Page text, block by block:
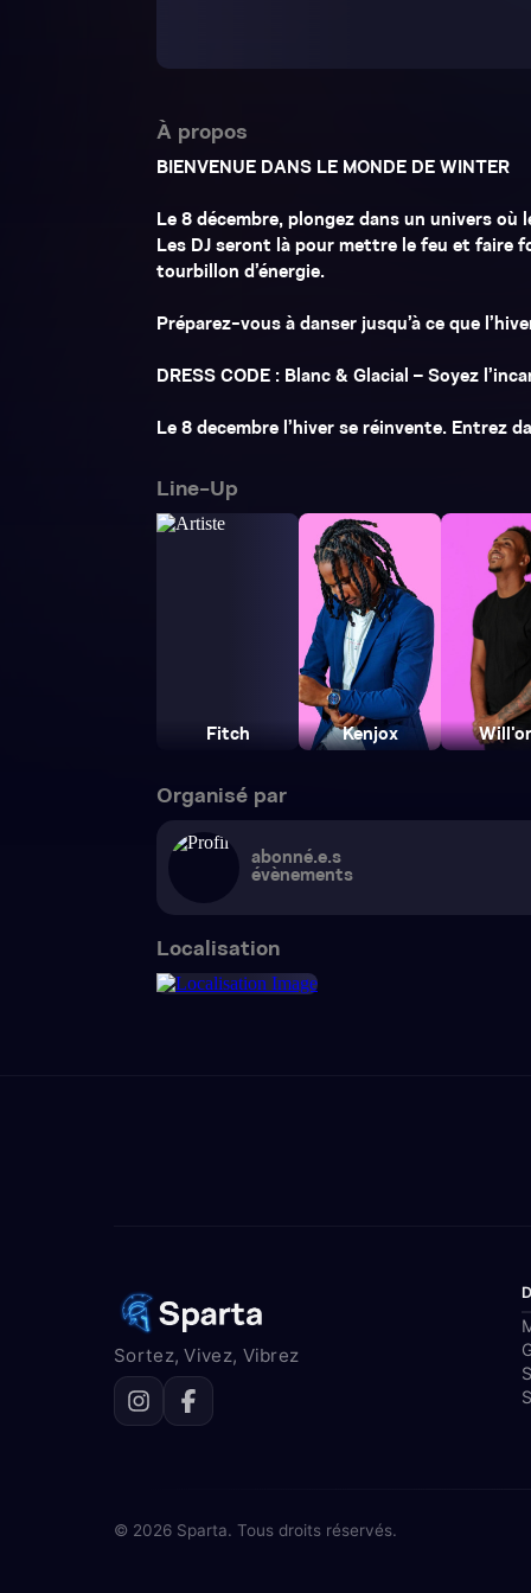
À propos
BIENVENUE DANS LE MONDE DE WINTER
Le 8 décembre, plongez dans un univers
Les DJ seront là pour mettre le feu et faire
tourbillon d’énergie.
Préparez-vous à danser jusqu’à ce que
DRESS CODE : Blanc & Glacial – Soyez
Le 8 decembre l’hiver se réinvente. Entrez
Line-Up
Fitch Kenjox
Organisé par
abonné.e.s
évènements
Localisation
Sortez, Vivez, Vibrez
© 2026 Sparta. Tous droits réservés.